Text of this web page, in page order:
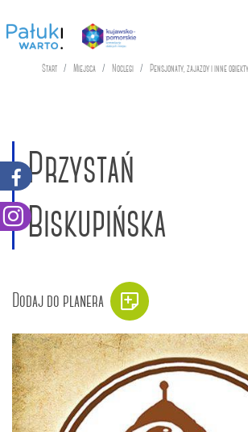
Start Miejsca Noclegi Pensjonaty, zajazdy i inne obiekty
Przystań
Biskupińska
Dodaj do planera